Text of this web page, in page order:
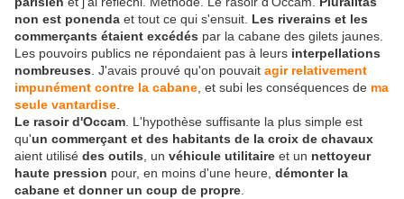
non est ponenda et tout ce qui s'ensuit. Les riverains et les
commerçants étaient excédés par la cabane des gilets jaunes.
Les pouvoirs publics ne répondaient pas à leurs interpellations
nombreuses . J'avais prouvé qu'on pouvait agir relativement
impunément contre la cabane , et subi les conséquences de ma
seule vantardise
Le rasoir d'Occam . L'hypothèse suffisante la plus simple est
qu'un commerçant et des habitants de la croix de chavaux
aient utilisé des outils , un véhicule utilitaire et un nettoyeur
haute pression pour, en moins d'une heure, démonter la
cabane et donner un coup de propre